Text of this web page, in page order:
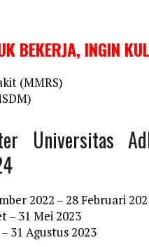
BEKERJA, INGIN
(MMRS)
Universitas
2022 – 28 Februari
– 31 Mei 2023
31 Agustus 2023